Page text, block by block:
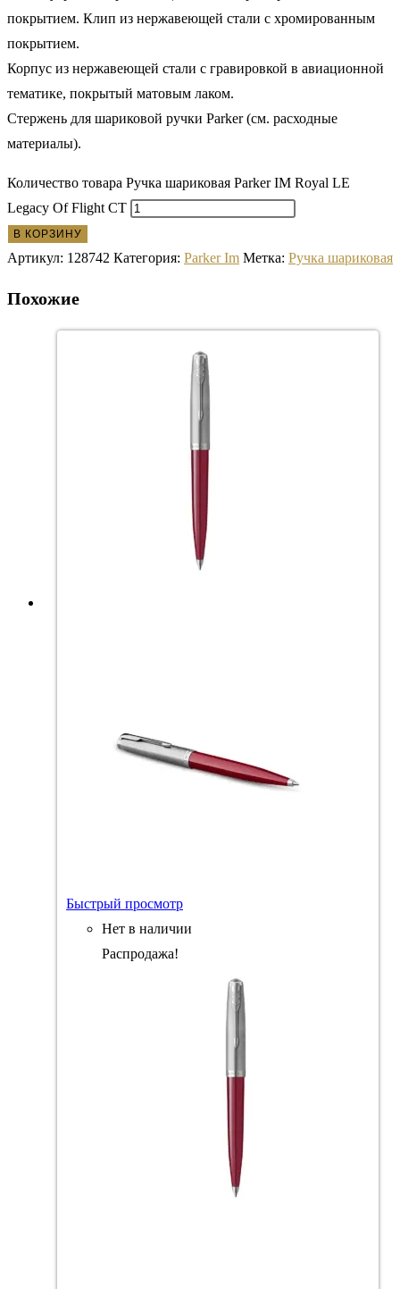
покрытием. Клип из нержавеющей стали с хромированным
покрытием.
Корпус из нержавеющей стали с гравировкой в авиационной
тематике, покрытый матовым лаком.
Стержень для шариковой ручки Parker (см. расходные
материалы).
Количество товара Ручка шариковая Parker IM Royal LE
Legacy Of Flight CT
В КОРЗИНУ
Артикул: 128742 Категория: Parker Im Метка: Ручка шариковая
Похожие
Быстрый просмотр
Нет в наличии
Распродажа!